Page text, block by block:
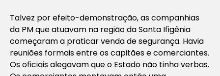
Talvez por efeito-demonstração, as companhias
da PM que atuavam na região da Santa Ifigênia
começaram a praticar venda de segurança. Havia
reuniões formais entre os capitães e comerciantes.
Os oficiais alegavam que o Estado não tinha verbas.